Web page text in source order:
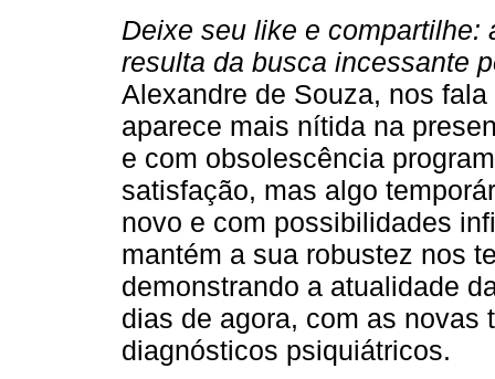
Deixe seu like e compartilhe:
resulta da busca incessante
Alexandre de Souza, nos
aparece mais nítida na
e com obsolescência
satisfação, mas algo
novo e com possibilidades
mantém a sua robustez nos
demonstrando a atualidade
dias de agora, com as
diagnósticos psiquiátricos.